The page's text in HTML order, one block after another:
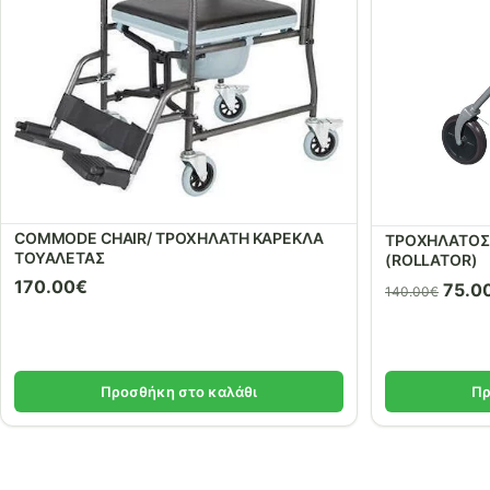
COMMODE CHAIR/ ΤΡΟΧΗΛΑΤΗ ΚΑΡΕΚΛΑ
ΤΟΥΑΛΕΤΑΣ
170.00€
Προσθήκη στο καλάθι
(ROLLATOR)
140.00€